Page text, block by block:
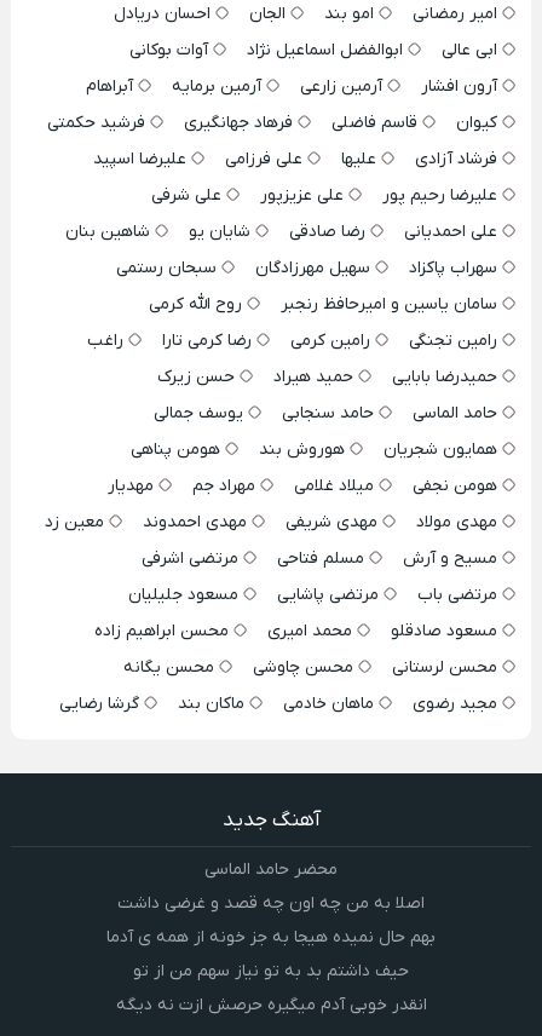
امیر رمضانی
امو بند الجان
احسان دریادل
ابی عالی
ابوالفضل اسماعیل نژاد
آوات بوکانی
آرون افشار
آرمین زارعی آرمین برمایه
آبراهام
کیوان
قاسم فاضلی فرهاد جهانگیری
فرشید حکمتی
فرشاد آزادی
علیها علی فرزامی
علیرضا اسپید
علیرضا رحیم پور
علی عزیزپور
علی شرفی
علی احمدیانی
رضا صادقی شایان یو
شاهین بنان
سهراب پاکزاد
سهیل مهرزادگان
سبحان رستمی
سامان یاسین و امیرحافظ رنجبر
روح الله کرمی
رامین تجنگی
رامین کرمی رضا کرمی تارا
راغب
حمیدرضا بابایی
حمید هیراد
حسن زیرک
حامد الماسی
حامد سنجابی
یوسف جمالی
همایون شجریان
هوروش بند
هومن پناهی
هومن نجفی
میلاد غلامی مهراد جم
مهدیار
مهدی مولاد
مهدی شریفی مهدی احمدوند
معین زد
مسیح و آرش
مسلم فتاحی
مرتضی اشرفی
مرتضی باب
مرتضی پاشایی
مسعود جلیلیان
مسعود صادقلو
محمد امیری
محسن ابراهیم زاده
محسن لرستانی
محسن چاوشی
محسن یگانه
مجید رضوی
ماهان خادمی ماکان بند گرشا رضایی
آهنگ جدید
محضر حامد الماسی
اصلا به من چه اون چه قصد و غرضی داشت
بهم حال نمیده هیجا به جز خونه از همه ی آدما
حیف داشتم بد به تو نیاز سهم من از تو
انقدر خوبی آدم میگیره حرصش ازت نه دیگه